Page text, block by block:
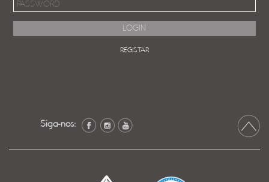
REGISTAR
Siga-nos: